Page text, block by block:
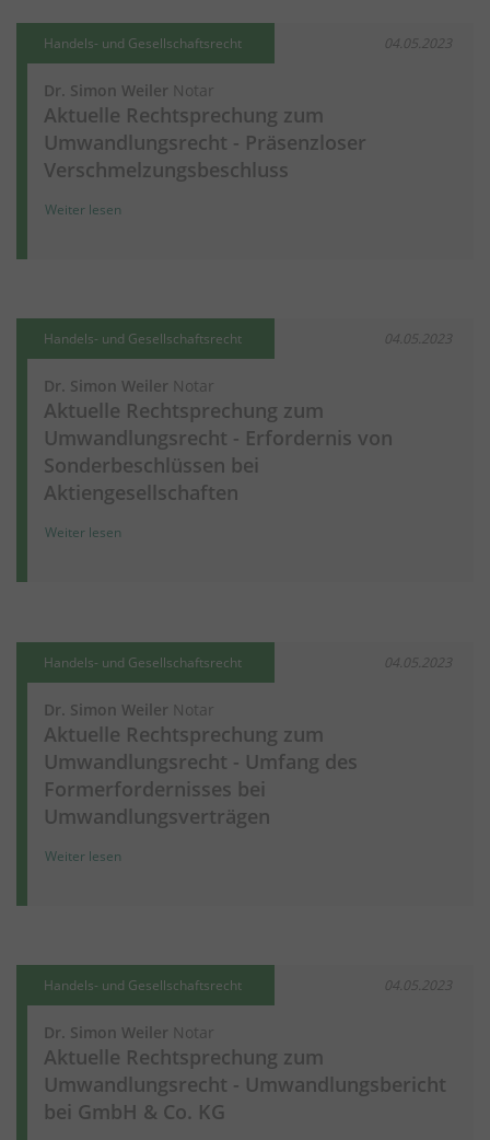
Handels- und Gesellschaftsrecht 04.05.2023
Dr. Simon Weiler Notar
Aktuelle Rechtsprechung zum
Umwandlungsrecht - Präsenzloser
Verschmelzungsbeschluss
Weiter lesen
Handels- und Gesellschaftsrecht 04.05.2023
Dr. Simon Weiler Notar
Aktuelle Rechtsprechung zum
Umwandlungsrecht - Erfordernis von
Sonderbeschlüssen bei
Aktiengesellschaften
Weiter lesen
Handels- und Gesellschaftsrecht 04.05.2023
Dr. Simon Weiler Notar
Aktuelle Rechtsprechung zum
Umwandlungsrecht - Umfang des
Formerfordernisses bei
Umwandlungsverträgen
Weiter lesen
Handels- und Gesellschaftsrecht 04.05.2023
Dr. Simon Weiler Notar
Aktuelle Rechtsprechung zum
Umwandlungsrecht - Umwandlungsbericht
bei GmbH & Co. KG